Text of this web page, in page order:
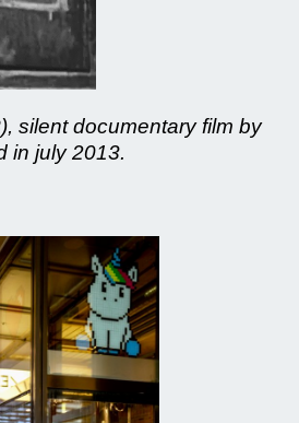
silent documentary film by
in july 2013.